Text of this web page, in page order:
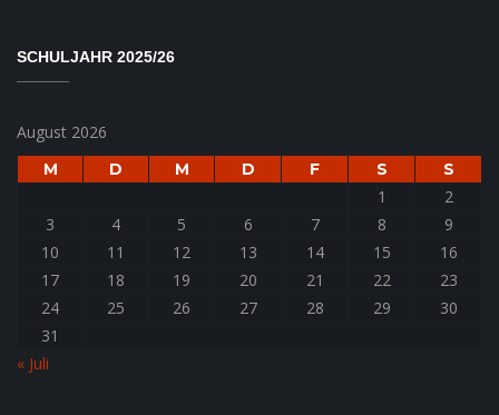
SCHULJAHR 2025/26
August 2026
M D M D F S S
1
2
3
4 5 6 7 8
9
10
11 12 13 14 15
16
17
18 19 20 21 22
23
24
25 26 27 28 29
30
31
« Juli